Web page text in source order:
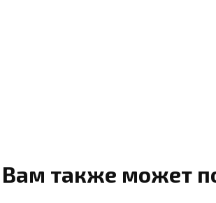
Вам также может